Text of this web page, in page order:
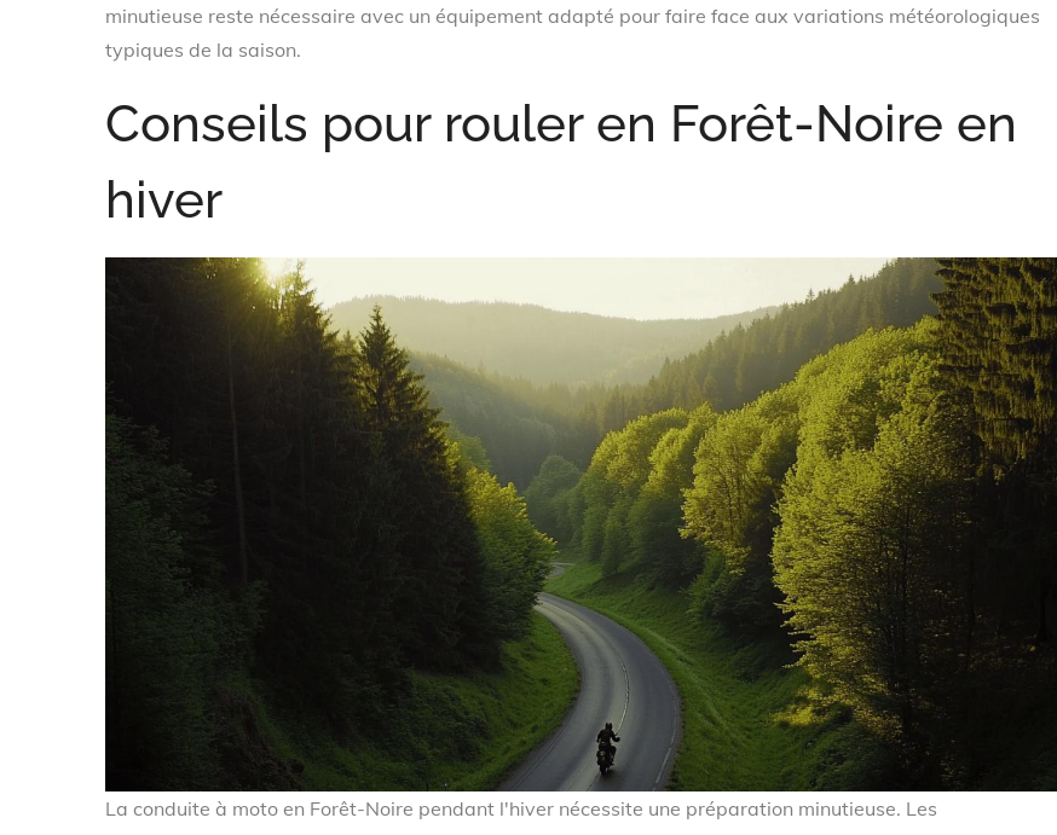
minutieuse reste nécessaire avec un équipement adapté pour faire face aux variations météorologiques
typiques de la saison.
Conseils pour rouler en Forêt-Noire en
hiver
La conduite à moto en Forêt-Noire pendant l'hiver nécessite une préparation minutieuse. Les